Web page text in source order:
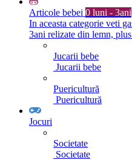
Articole bebei 0 luni - 3ani
In aceasta categorie veti
3ani relizate din lemn,
Jucarii bebe
Jucarii bebe
Puericultură
Puericultură
Jocuri
Societate
Societate